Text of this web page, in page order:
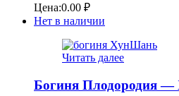
Цена:0.00 ₽
Нет в наличии
Читать далее
Богиня Плодородия